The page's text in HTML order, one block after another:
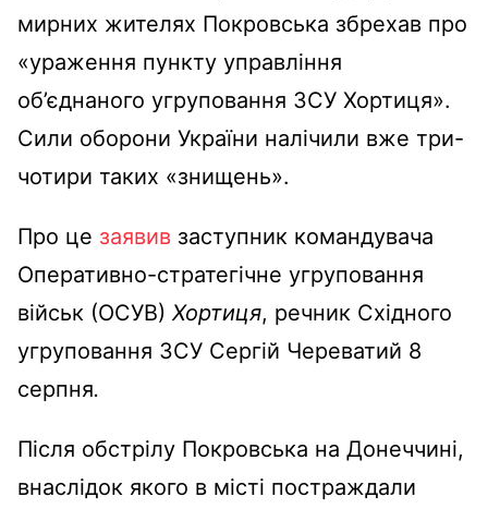
мирних жителях Покровська збрехав про
«ураження пункту управління
об’єднаного угруповання ЗСУ Хортиця».
Сили оборони України налічили вже три-
чотири таких «знищень».
Про це заявив заступник командувача
Оперативно-стратегічне угруповання
військ (ОСУВ) Хортиця, речник Східного
угруповання ЗСУ Сергій Череватий 8
серпня.
Після обстрілу Покровська на Донеччині,
внаслідок якого в місті постраждали